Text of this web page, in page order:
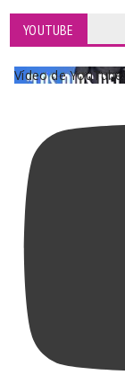
YOUTUBE
Vídeo de YouTube